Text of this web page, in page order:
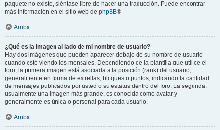
paquete no existe, siéntase libre de hacer una traducción. Puede encontrar
más información en el sitio web de phpBB®
Arriba
¿Qué es la imagen al lado de mi nombre de usuario?
Hay dos imágenes que pueden aparecer debajo de su nombre de usuario
cuando esté viendo los mensajes. Dependiendo de la plantilla que utilice el
foro, la primera imagen está asociada a la posición (rank) del usuario,
generalmente en forma de estrellas, bloques o puntos, indicando la cantidad
de mensajes publicados por usted o su estatus dentro del foro. La segunda,
usualmente una imagen más grande, es conocida como avatar y
generalmente es única o personal para cada usuario.
Arriba